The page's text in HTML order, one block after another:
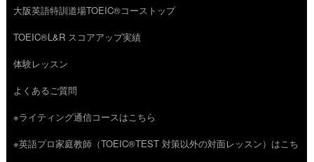
コ
ン
テ
ン
ツ
へ
大阪英語特訓道場TOEIC®コーストップ
TOEIC®L&R スコアアップ実績
体験レッスン
よくあるご質問
※ライティング通信コースはこちら
※英語プロ家庭教師（TOEIC®TEST 対策以外の対面レッスン）はこち